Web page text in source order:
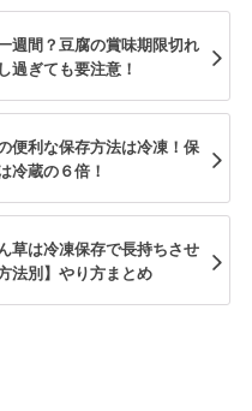
週間？豆腐の賞味期限切れ
過ぎても要注意！
便利な保存方法は冷凍！保
冷蔵の６倍！
草は冷凍保存で長持ちさせ
法別】やり方まとめ